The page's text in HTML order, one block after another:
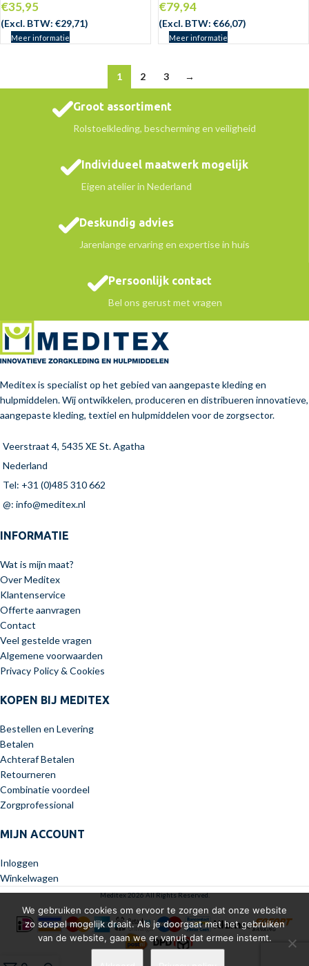
ERKO
CHT
€35,95
(Excl. BTW: €29,71)
Meer informatie
€79,94
(Excl. BTW: €66,07)
Meer informatie
1 2 3 →
Groot assortiment
Rolstoelkleding, bescherming en veiligheid
Individueel maatwerk mogelijk
Eigen atelier in Nederland
Deskundig advies
Jarenlange ervaring en expertise in huis
Persoonlijk contact
Bel ons gerust met vragen
Meditex is specialist op het gebied van aangepaste kleding en
hulpmiddelen. Wij ontwikkelen, produceren en distribueren innovatieve,
aangepaste kleding, textiel en hulpmiddelen voor de zorgsector.
Veerstraat 4, 5435 XE St. Agatha
Nederland
Tel: +31 (0)485 310 662
@: info@meditex.nl
INFORMATIE
Wat is mijn maat?
Over Meditex
Klantenservice
Offerte aanvragen
Contact
Veel gestelde vragen
Algemene voorwaarden
Privacy Policy & Cookies
KOPEN BIJ MEDITEX
Bestellen en Levering
Betalen
Achteraf Betalen
Retourneren
Combinatie voordeel
Zorgprofessional
MIJN ACCOUNT
Inloggen
Winkelwagen
Meditex 2026 All Rights Reserved.
We gebruiken cookies om ervoor te zorgen dat onze website
zo soepel mogelijk draait. Als je doorgaat met het gebruiken
van de website, gaan we er vanuit dat ermee instemt.